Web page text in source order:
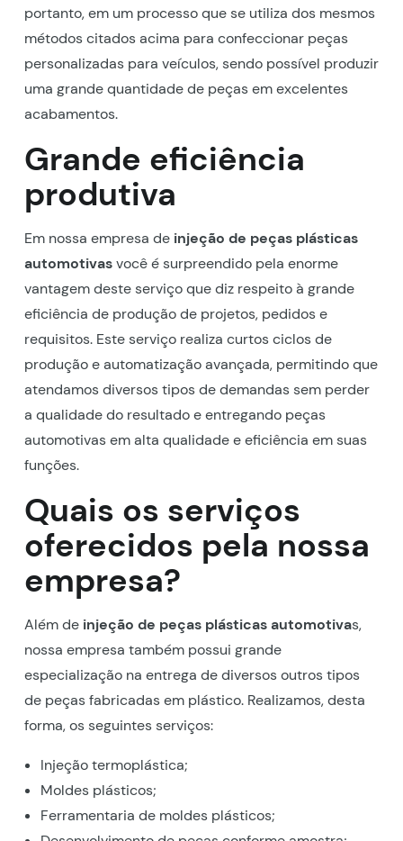
portanto, em um processo que se utiliza dos mesmos
métodos citados acima para confeccionar peças
personalizadas para veículos, sendo possível produzir
uma grande quantidade de peças em excelentes
acabamentos.
Grande eficiência
produtiva
Em nossa empresa deinjeção de peças plásticas
automotivasvocê é surpreendido pela enorme
vantagem deste serviço que diz respeito à grande
eficiência de produção de projetos, pedidos e
requisitos. Este serviço realiza curtos ciclos de
produção e automatização avançada, permitindo que
atendamos diversos tipos de demandas sem perder
a qualidade do resultado e entregando peças
automotivas em alta qualidade e eficiência em suas
funções.
Quais os serviços
oferecidos pela nossa
empresa?
Além deinjeção de peças plásticas automotivas,
nossa empresa também possui grande
especialização na entrega de diversos outros tipos
de peças fabricadas em plástico. Realizamos, desta
forma, os seguintes serviços:
Injeção termoplástica;
Moldes plásticos;
Ferramentaria de moldes plásticos;